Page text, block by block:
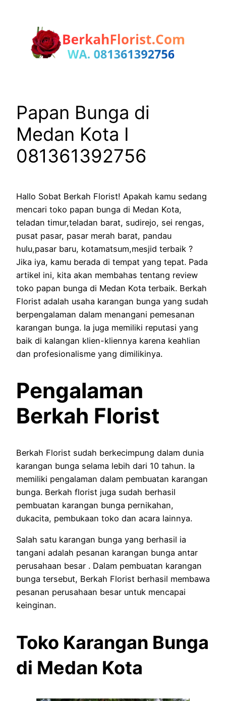
Papan Bunga di
Medan Kota I
081361392756
Hallo Sobat Berkah Florist! Apakah kamu sedang
mencari toko papan bunga di Medan Kota,
teladan timur,teladan barat, sudirejo, sei rengas,
pusat pasar, pasar merah barat, pandau
hulu,pasar baru, kotamatsum,mesjid terbaik ?
Jika iya, kamu berada di tempat yang tepat. Pada
artikel ini, kita akan membahas tentang review
toko papan bunga di Medan Kota terbaik. Berkah
Florist adalah usaha karangan bunga yang sudah
berpengalaman dalam menangani pemesanan
karangan bunga. Ia juga memiliki reputasi yang
baik di kalangan klien-kliennya karena keahlian
dan profesionalisme yang dimilikinya.
Pengalaman
Berkah Florist
Berkah Florist sudah berkecimpung dalam dunia
karangan bunga selama lebih dari 10 tahun. Ia
memiliki pengalaman dalam pembuatan karangan
bunga. Berkah florist juga sudah berhasil
pembuatan karangan bunga pernikahan,
dukacita, pembukaan toko dan acara lainnya.
Salah satu karangan bunga yang berhasil ia
tangani adalah pesanan karangan bunga antar
perusahaan besar . Dalam pembuatan karangan
bunga tersebut, Berkah Florist berhasil membawa
pesanan perusahaan besar untuk mencapai
keinginan.
Toko Karangan Bunga
di Medan Kota